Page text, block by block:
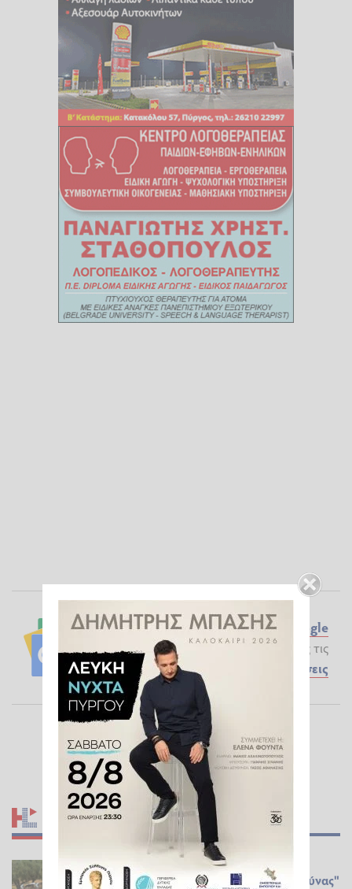
Ακολουθήστε το ilialive.gr στο
Google
Newsκαι μάθετε πρώτοι όλες τις
Ειδήσεις
ΣΧΕΤΙΚΆ ΆΡΘΡΑ
Μυρτιά Πύργου: Ένας σοβαρά
τραυματίας σε ανατροπή "γουρούνας"